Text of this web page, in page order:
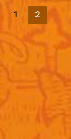
1 2